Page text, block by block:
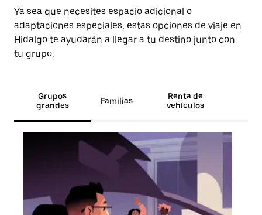
Ya sea que necesites espacio adicional o
adaptaciones especiales, estas opciones de viaje en
Hidalgo te ayudarán a llegar a tu destino junto con
tu grupo.
Grupos
grandes
Familias
Renta de
vehículos